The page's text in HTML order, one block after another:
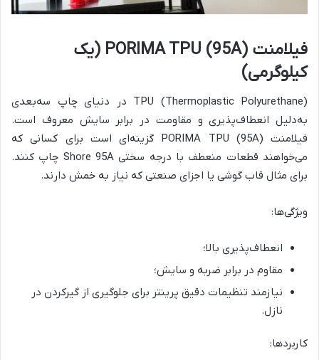
فیلامنت PORIMA TPU (95A) (یک
کیلوگرمی)
TPU (Thermoplastic Polyurethane) در دنیای چاپ سه‌بعدی
به‌دلیل انعطاف‌پذیری و مقاومت در برابر سایش معروف است.
فیلامنت PORIMA TPU (95A) گزینه‌ای است برای کسانی که
می‌خواهند قطعات منعطف با درجه سختی Shore 95A چاپ کنند.
برای مثال قاب گوشی یا اجزای صنعتی که نیاز به خمش دارند.
ویژگی‌ها:
انعطاف‌پذیری بالا؛
مقاوم در برابر ضربه و سایش؛
نیازمند تنظیمات دقیق پرینتر برای جلوگیری از گیر‌کردن در
نازل.
کاربردها: